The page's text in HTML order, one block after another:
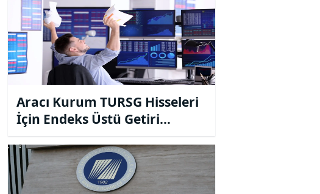
Aracı Kurum TURSG Hisseleri
İçin Endeks Üstü Getiri
Tavsiyesini Korudu